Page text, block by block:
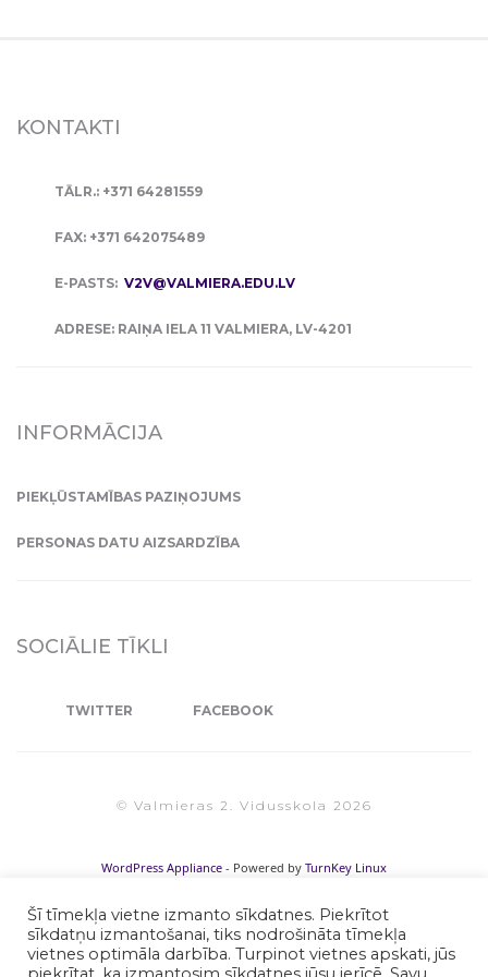
KONTAKTI
TĀLR.: +371 64281559
FAX: +371 642075489
E-PASTS: V2V@VALMIERA.EDU.LV
ADRESE: RAIŅA IELA 11 VALMIERA, LV-4201
INFORMĀCIJA
PIEKĻŪSTAMĪBAS PAZIŅOJUMS
PERSONAS DATU AIZSARDZĪBA
SOCIĀLIE TĪKLI
TWITTER FACEBOOK
© Valmieras 2. Vidusskola 2026
Šī tīmekļa vietne izmanto sīkdatnes. Piekrītot
sīkdatņu izmantošanai, tiks nodrošināta tīmekļa
vietnes optimāla darbība. Turpinot vietnes apskati, jūs
WordPress Appliance - Powered by TurnKey Linux